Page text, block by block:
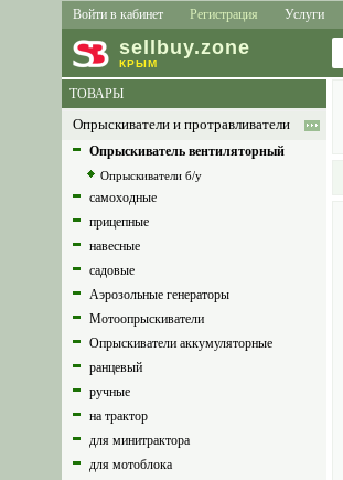
Войти в кабинет Регистрация Услуги
sell buy.zone
КРЫМ
ТОВАРЫ
Опрыскиватели и протравливатели
Опрыскиватель вентиляторный
Опрыскиватели б/у
самоходные
прицепные
навесные
садовые
Аэрозольные генераторы
Мотоопрыскиватели
Опрыскиватели аккумуляторные
ранцевый
ручные
на трактор
для минитрактора
для мотоблока